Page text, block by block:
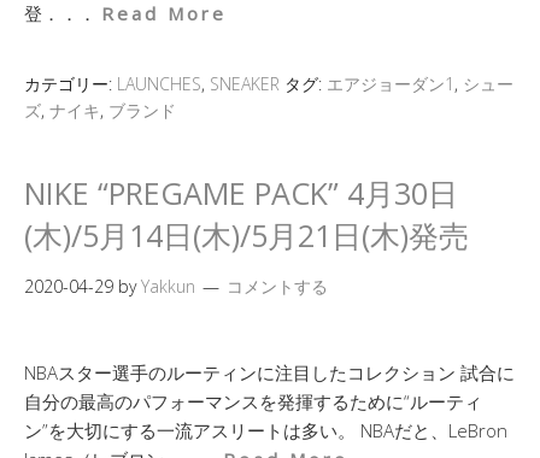
登．．． Read More
カテゴリー: LAUNCHES, SNEAKER タグ: エアジョーダン1 , シュー
ズ, ナイキ, ブランド
NIKE “PREGAME PACK” 4月30日
(木)/5月14日(木)/5月21日(木)発売
2020-04-29 byYakkun コメントする
NBAスター選手のルーティンに注目したコレクション 試合に
自分の最高のパフォーマンスを発揮するために“ルーティ
ン”を大切にする一流アスリートは多い。 NBAだと、LeBron